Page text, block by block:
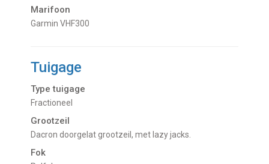
Marifoon
Garmin VHF300
Tuigage
Type tuigage
Fractioneel
Grootzeil
Dacron doorgelat grootzeil, met lazy jacks.
Fok